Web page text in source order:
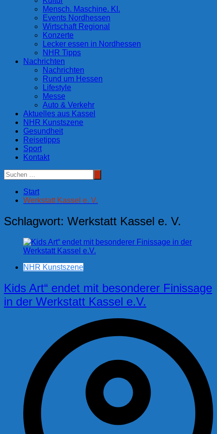
Mensch. Maschine. KI.
Events Nordhessen
Wirtschaft Regional
Konzerte
Lecker essen in Nordhessen
NHR Tipps
Nachrichten
Nachrichten
Rund um Hessen
Lifestyle
Messe
Auto & Verkehr
Aktuelles aus Kassel
NHR Kunstszene
Gesundheit
Reisetipps
Sport
Kontakt
Start
Werkstatt Kassel e. V.
Schlagwort: Werkstatt Kassel e. V.
NHR Kunstszene
Kids Art“ endet mit besonderer Finissage
in der Werkstatt Kassel e.V.